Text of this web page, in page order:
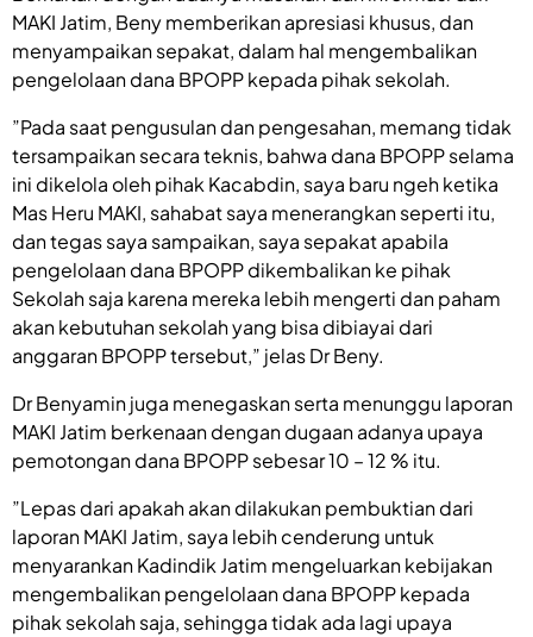
MAKI Jatim, Beny memberikan apresiasi khusus, dan
menyampaikan sepakat, dalam hal mengembalikan
pengelolaan dana BPOPP kepada pihak sekolah.
”Pada saat pengusulan dan pengesahan, memang tidak
tersampaikan secara teknis, bahwa dana BPOPP selama
ini dikelola oleh pihak Kacabdin, saya baru ngeh ketika
Mas Heru MAKI, sahabat saya menerangkan seperti itu,
dan tegas saya sampaikan, saya sepakat apabila
pengelolaan dana BPOPP dikembalikan ke pihak
Sekolah saja karena mereka lebih mengerti dan paham
akan kebutuhan sekolah yang bisa dibiayai dari
anggaran BPOPP tersebut,” jelas Dr Beny.
Dr Benyamin juga menegaskan serta menunggu laporan
MAKI Jatim berkenaan dengan dugaan adanya upaya
pemotongan dana BPOPP sebesar 10 – 12 % itu.
”Lepas dari apakah akan dilakukan pembuktian dari
laporan MAKI Jatim, saya lebih cenderung untuk
menyarankan Kadindik Jatim mengeluarkan kebijakan
mengembalikan pengelolaan dana BPOPP kepada
pihak sekolah saja, sehingga tidak ada lagi upaya